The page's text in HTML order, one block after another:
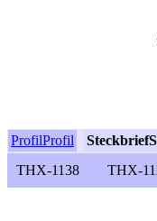
ProfilProfil Steckbrief
THX-1138
THX-